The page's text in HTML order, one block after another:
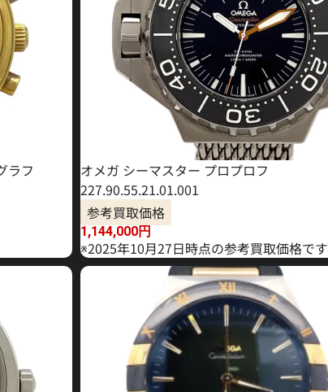
ラフ
オメガ シーマスター プロプロフ
227.90.55.21.01.001
参考買取価格
1,144,000円
※2025年10月27日時点の参考買取価格です